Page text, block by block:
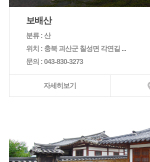
보배산
분류 : 산
위치 : 충북 괴산군 칠성면 각연길 ...
문의 : 043-830-3273
자세히보기